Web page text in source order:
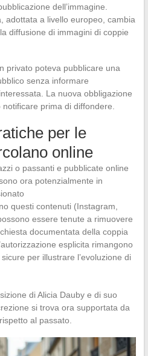
dell’immagine.
adottata a livello europeo, cambia
diffusione di immagini di coppie
privato poteva pubblicare una
senza informare
La nuova obbligazione
prima di diffondere.
per le
online
o passanti e pubblicate online
ora potenzialmente in
questi contenuti (Instagram,
essere tenute a rimuovere
documentata della coppia
esplicita rimangono
per illustrare l’evoluzione di
di Alicia Dauby e di suo
si trova ora supportata da
al passato.